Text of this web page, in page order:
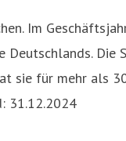
Im
Die
sie für mehr als
31.12.2024